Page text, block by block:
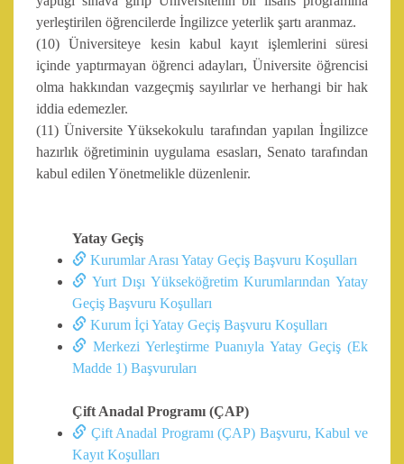
yerleştirilen öğrencilerde İngilizce yeterlik şartı aranmaz.
(10) Üniversiteye kesin kabul kayıt işlemlerini süresi
içinde yaptırmayan öğrenci adayları, Üniversite öğrencisi
olma hakkından vazgeçmiş sayılırlar ve herhangi bir hak
iddia edemezler.
(11) Üniversite Yüksekokulu tarafından yapılan İngilizce
hazırlık öğretiminin uygulama esasları, Senato tarafından
kabul edilen Yönetmelikle düzenlenir.
Yatay Geçiş
Kurumlar Arası Yatay Geçiş Başvuru Koşulları
Yurt Dışı Yükseköğretim Kurumlarından Yatay
Geçiş Başvuru Koşulları
Kurum İçi Yatay Geçiş Başvuru Koşulları
Merkezi Yerleştirme Puanıyla Yatay Geçiş (Ek
Madde 1) Başvuruları
Çift Anadal Programı (ÇAP)
Çift Anadal Programı (ÇAP) Başvuru, Kabul ve
Kayıt Koşulları